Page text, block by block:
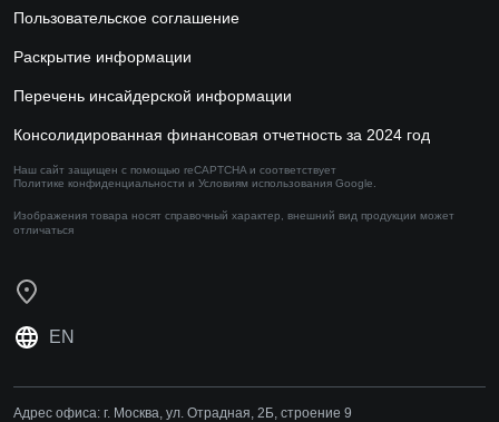
Пользовательское соглашение
Раскрытие информации
Перечень инсайдерской информации
Консолидированная финансовая отчетность за 2024 год
Наш сайт защищен с помощью reCAPTCHA и соответствует
Политике конфиденциальности и Условиям использования Google.
Изображения товара носят справочный характер, внешний вид продукции может
отличаться
EN
Адрес офиса: г. Москва, ул. Отрадная, 2Б, строение 9